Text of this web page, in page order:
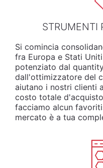
STRUMENTI
Si comincia
fra Europa e Stati
potenziato dal
dall'ottimizzatore del
aiutano i nostri clienti
costo totale
facciamo alcun
mercato è a tua